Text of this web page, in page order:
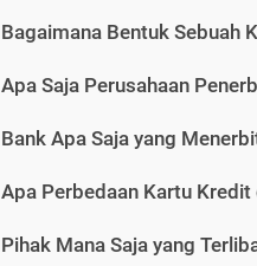
Bagaimana Bentuk Sebuah
Apa Saja Perusahaan
Bank Apa Saja yang
Apa Perbedaan Kartu Kredit
Pihak Mana Saja yang